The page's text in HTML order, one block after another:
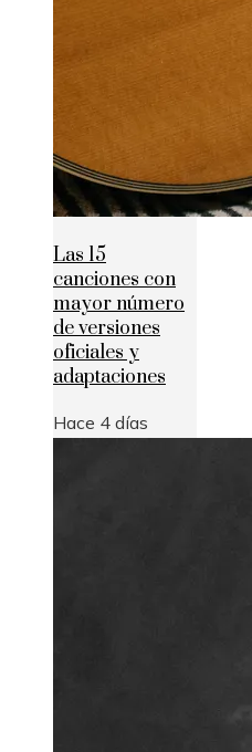
Las 15
canciones con
mayor número
de versiones
oficiales y
adaptaciones
Hace 4 días